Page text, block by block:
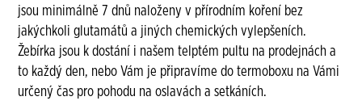
jsou minimálně 7 dnů naloženy v přírodním koření bez
jakýchkoli glutamátů a jiných chemických vylepšeních.
Žebírka jsou k dostání i našem telptém pultu na prodejnách a
to každý den, nebo Vám je připravíme do termoboxu na Vámi
určený čas pro pohodu na oslavách a setkáních.